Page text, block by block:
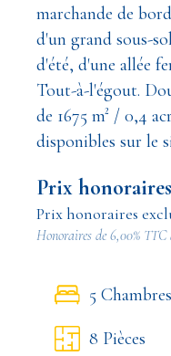
marchande de
d'un grand sous-
d'été, d'une allée
Tout-à-l'égout.
de 1675 m² / 0,4
disponibles sur le
Prix
Prix honoraires
Honoraires de 6,00%
5 Chambres
8 Pièces